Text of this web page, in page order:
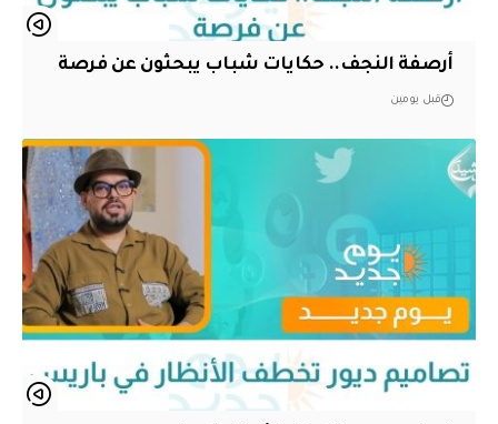
أرصفة النجف.. حكايات شباب يبحثون عن فرصة
قبل يومين